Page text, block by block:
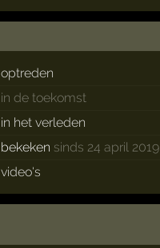
optreden
in de toekomst
in het verleden
bekeken sinds 24 april 2019
video's